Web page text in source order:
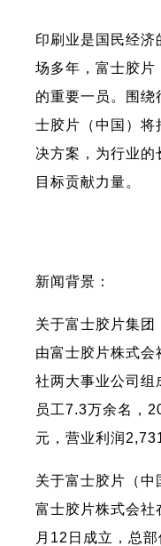
印刷业是国民经济
场多年，富士胶片
的重要一员。围绕
士胶片（中国）将
决方案，为行业的
目标贡献力量。
新闻背景：
关于富士胶片集团
由富士胶片株式会
社两大事业公司组
员工7.3万余名，
元，营业利润
关于富士胶片（中
富士胶片株式会
月12日成立，总